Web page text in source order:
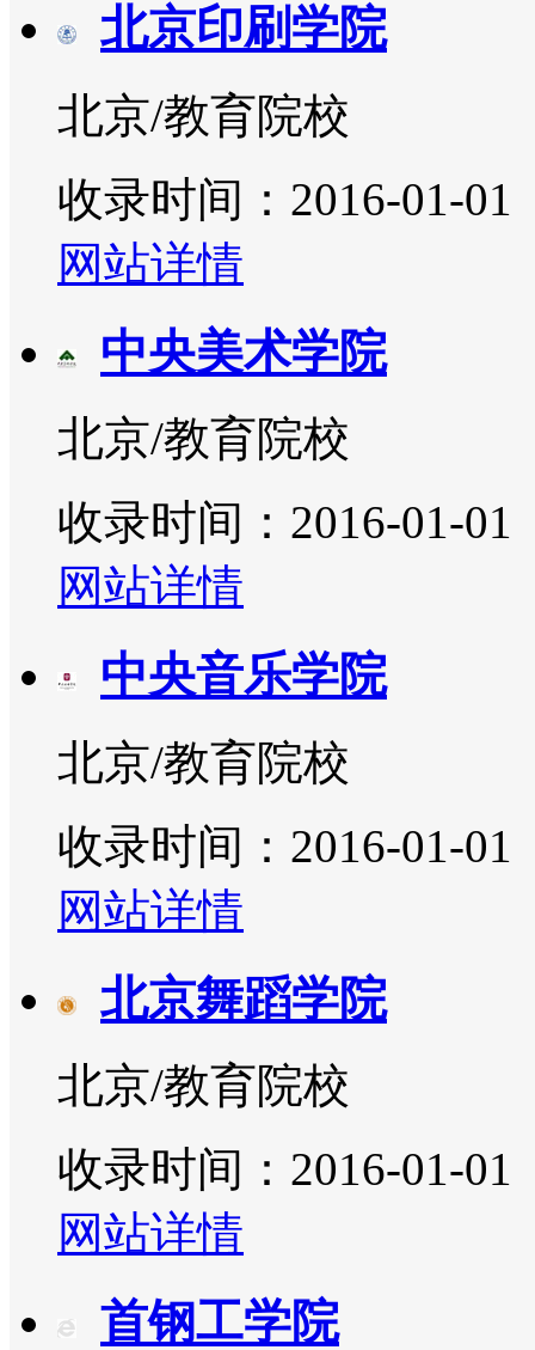
北京印刷学院
北京/教育院校
收录时间：2016-01-01
网站详情
中央美术学院
北京/教育院校
收录时间：2016-01-01
网站详情
中央音乐学院
北京/教育院校
收录时间：2016-01-01
网站详情
北京舞蹈学院
北京/教育院校
收录时间：2016-01-01
网站详情
首钢工学院